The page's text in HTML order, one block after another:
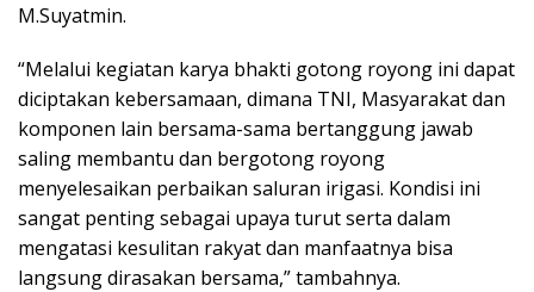
M.Suyatmin.
“Melalui kegiatan karya bhakti gotong royong ini dapat
diciptakan kebersamaan, dimana TNI, Masyarakat dan
komponen lain bersama-sama bertanggung jawab
saling membantu dan bergotong royong
menyelesaikan perbaikan saluran irigasi. Kondisi ini
sangat penting sebagai upaya turut serta dalam
mengatasi kesulitan rakyat dan manfaatnya bisa
langsung dirasakan bersama,” tambahnya.